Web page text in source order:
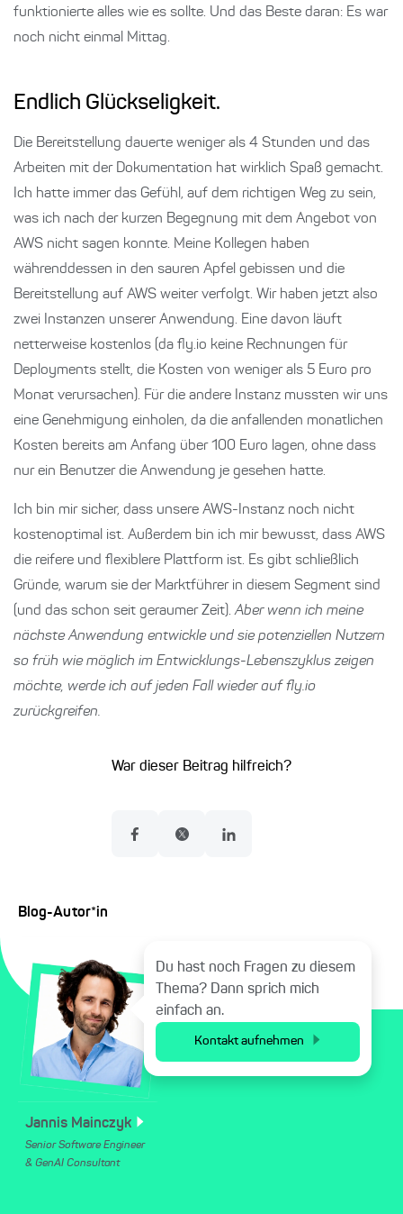
funktionierte alles wie es sollte. Und das Beste daran: Es war
noch nicht einmal Mittag.
Endlich Glückseligkeit.
Die Bereitstellung dauerte weniger als 4 Stunden und das
Arbeiten mit der Dokumentation hat wirklich Spaß gemacht.
Ich hatte immer das Gefühl, auf dem richtigen Weg zu sein,
was ich nach der kurzen Begegnung mit dem Angebot von
AWS nicht sagen konnte. Meine Kollegen haben
währenddessen in den sauren Apfel gebissen und die
Bereitstellung auf AWS weiter verfolgt. Wir haben jetzt also
zwei Instanzen unserer Anwendung. Eine davon läuft
netterweise kostenlos (da fly.io keine Rechnungen für
Deployments stellt, die Kosten von weniger als 5 Euro pro
Monat verursachen). Für die andere Instanz mussten wir uns
eine Genehmigung einholen, da die anfallenden monatlichen
Kosten bereits am Anfang über 100 Euro lagen, ohne dass
nur ein Benutzer die Anwendung je gesehen hatte.
Ich bin mir sicher, dass unsere AWS-Instanz noch nicht
kostenoptimal ist. Außerdem bin ich mir bewusst, dass AWS
die reifere und flexiblere Plattform ist. Es gibt schließlich
Gründe, warum sie der Marktführer in diesem Segment sind
(und das schon seit geraumer Zeit).Aber wenn ich meine
nächste Anwendung entwickle und sie potenziellen Nutzern
so früh wie möglich im Entwicklungs-Lebenszyklus zeigen
möchte, werde ich auf jeden Fall wieder auf fly.io
zurückgreifen.
War dieser Beitrag hilfreich?
Blog-Autor*in
Jannis Mainczyk
Senior Software Engineer
& GenAI Consultant
Du hast noch Fragen zu diesem
Thema? Dann sprich mich
einfach an.
Kontakt aufnehmen